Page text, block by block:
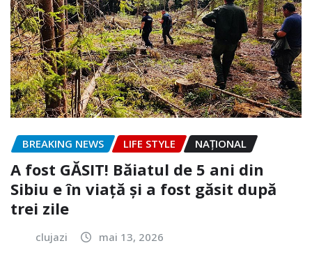
BREAKING NEWS LIFE STYLE NAŢIONAL
A fost GĂSIT! Băiatul de 5 ani din
Sibiu e în viață și a fost găsit după
trei zile
clujazi mai 13, 2026